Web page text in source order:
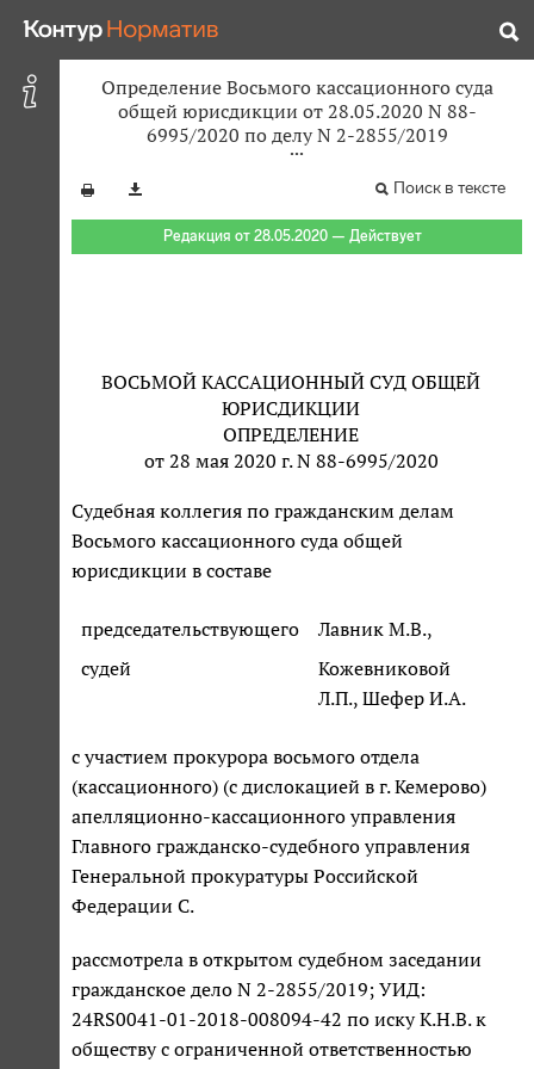
Определение Восьмого кассационного суда
общей юрисдикции от 28.05.2020 N 88-
6995/2020 по делу N 2-2855/2019
Поиск в тексте
Редакция от 28.05.2020 — Действует
ВОСЬМОЙ КАССАЦИОННЫЙ СУД ОБЩЕЙ
ЮРИСДИКЦИИ
ОПРЕДЕЛЕНИЕ
от 28 мая 2020 г. N 88-6995/2020
Судебная коллегия по гражданским делам
Восьмого кассационного суда общей
юрисдикции в составе
председательствующего
Лавник М.В.,
судей
Кожевниковой
Л.П., Шефер И.А.
с участием прокурора восьмого отдела
(кассационного) (с дислокацией в г. Кемерово)
апелляционно-кассационного управления
Главного гражданско-судебного управления
Генеральной прокуратуры Российской
Федерации С.
рассмотрела в открытом судебном заседании
гражданское дело N 2-2855/2019; УИД:
24RS0041-01-2018-008094-42 по иску К.Н.В. к
обществу с ограниченной ответственностью